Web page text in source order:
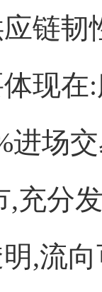
链
现在
进场
,充分
,流